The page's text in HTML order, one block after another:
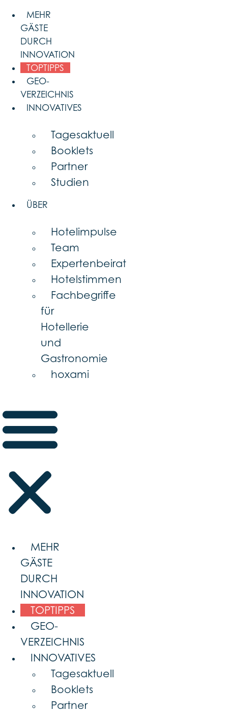
content
MEHR
GÄSTE
DURCH
INNOVATION
TOPTIPPS
GEO-
VERZEICHNIS
INNOVATIVES
Tagesaktuell
Booklets
Partner
Studien
ÜBER
Hotelimpulse
Team
Expertenbeirat
Hotelstimmen
Fachbegriffe
für
Hotellerie
und
Gastronomie
hoxami
MEHR
GÄSTE
DURCH
INNOVATION
TOPTIPPS
GEO-
VERZEICHNIS
INNOVATIVES
Tagesaktuell
Booklets
Partner